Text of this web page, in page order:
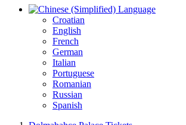
Language
Croatian
English
French
German
Italian
Portuguese
Romanian
Russian
Spanish